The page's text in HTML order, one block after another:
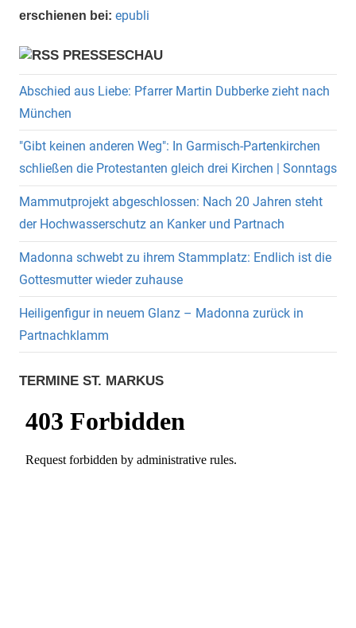
erschienen bei: epubli
PRESSESCHAU
Abschied aus Liebe: Pfarrer Martin Dubberke zieht nach
München
"Gibt keinen anderen Weg": In Garmisch-Partenkirchen
schließen die Protestanten gleich drei Kirchen | Sonntags
Mammutprojekt abgeschlossen: Nach 20 Jahren steht
der Hochwasserschutz an Kanker und Partnach
Madonna schwebt zu ihrem Stammplatz: Endlich ist die
Gottesmutter wieder zuhause
Heiligenfigur in neuem Glanz – Madonna zurück in
Partnachklamm
TERMINE ST. MARKUS